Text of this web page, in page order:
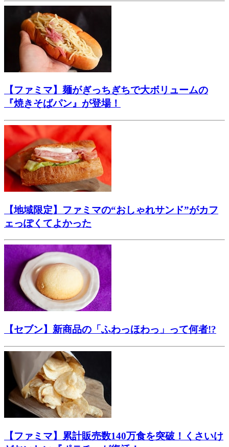
【ファミマ】麺がぎっちぎちで大ボリュームの
『焼きそばパン』が登場！
【地域限定】ファミマの“おしゃれサンド”がカフ
ェっぽくてよかった
【セブン】新商品の「ふわっほわっ」って何者!?
【ファミマ】累計販売数140万食を突破！くさいけ